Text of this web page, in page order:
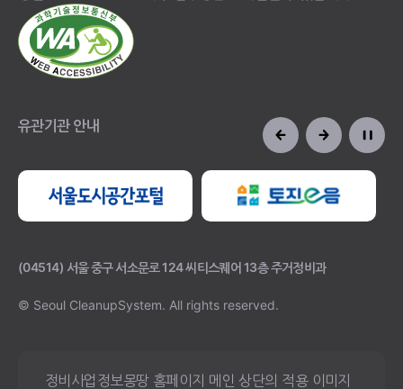
유관기관 안내
(04514) 서울 중구 서소문로 124 씨티스퀘어 13층 주거정비과
© Seoul CleanupSystem. All rights reserved.
정비사업정보몽땅 홈페이지 메인 상단의 적용 이미지